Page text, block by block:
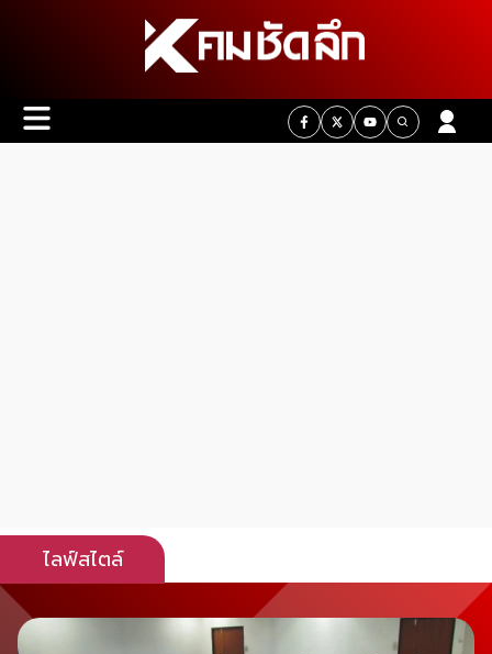
ไลฟ์สไตล์